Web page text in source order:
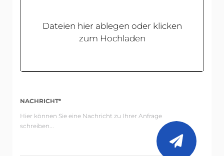
Dateien hier ablegen oder klicken
zum Hochladen
NACHRICHT*